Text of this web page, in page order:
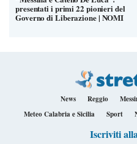
presentati i primi 22 pionieri del
Governo di Liberazione | NOMI
News Reggio
Meteo Calabria e Sicilia
Sport
Iscriviti